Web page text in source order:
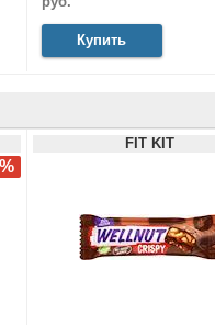
Купить
FIT KIT